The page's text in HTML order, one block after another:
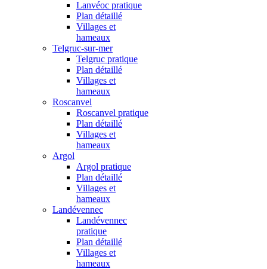
Lanvéoc pratique
Plan détaillé
Villages et
hameaux
Telgruc-sur-mer
Telgruc pratique
Plan détaillé
Villages et
hameaux
Roscanvel
Roscanvel pratique
Plan détaillé
Villages et
hameaux
Argol
Argol pratique
Plan détaillé
Villages et
hameaux
Landévennec
Landévennec
pratique
Plan détaillé
Villages et
hameaux